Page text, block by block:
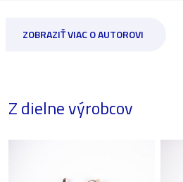
ZOBRAZIŤ VIAC O AUTOROVI
Z dielne výrobcov